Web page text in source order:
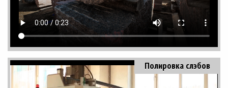
Полировка слэбов